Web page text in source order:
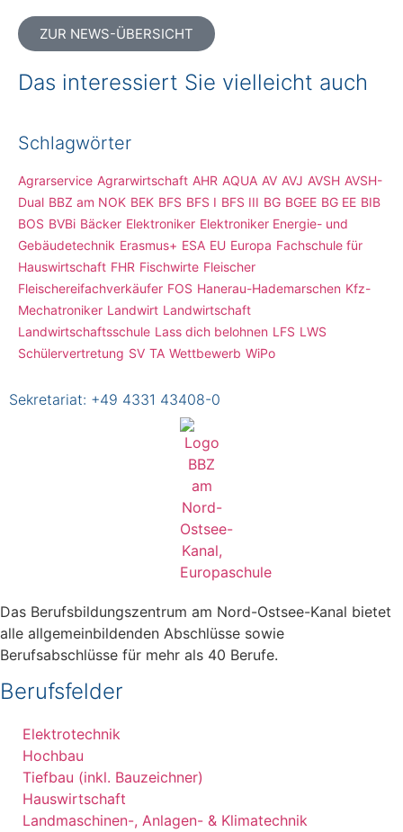
ZUR NEWS-ÜBERSICHT
Das interessiert Sie vielleicht auch
Schlagwörter
Agrarservice Agrarwirtschaft AHR AQUA AV AVJ AVSH AVSH-
Dual BBZ am NOK BEK BFS BFS I BFS III BG BGEE BG EE BIB
BOS BVBi Bäcker Elektroniker Elektroniker Energie- und
Gebäudetechnik Erasmus+ ESA EU Europa Fachschule für
Hauswirtschaft FHR Fischwirte Fleischer
Fleischereifachverkäufer FOS Hanerau-Hademarschen Kfz-
Mechatroniker Landwirt Landwirtschaft
Landwirtschaftsschule Lass dich belohnen LFS LWS
Schülervertretung SV TA Wettbewerb WiPo
Sekretariat: +49 4331 43408-0
Das Berufsbildungszentrum am Nord-Ostsee-Kanal bietet
alle allgemeinbildenden Abschlüsse sowie
Berufsabschlüsse für mehr als 40 Berufe.
Berufsfelder
Elektrotechnik
Hochbau
Tiefbau (inkl. Bauzeichner)
Hauswirtschaft
Landmaschinen-, Anlagen- & Klimatechnik